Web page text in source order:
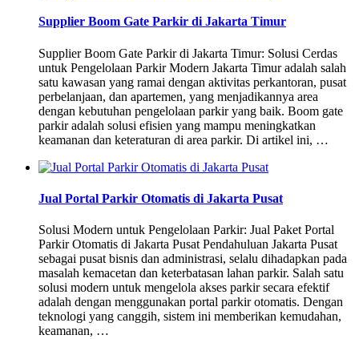
Supplier Boom Gate Parkir di Jakarta Timur
Supplier Boom Gate Parkir di Jakarta Timur: Solusi Cerdas
untuk Pengelolaan Parkir Modern Jakarta Timur adalah salah
satu kawasan yang ramai dengan aktivitas perkantoran, pusat
perbelanjaan, dan apartemen, yang menjadikannya area
dengan kebutuhan pengelolaan parkir yang baik. Boom gate
parkir adalah solusi efisien yang mampu meningkatkan
keamanan dan keteraturan di area parkir. Di artikel ini, …
Jual Portal Parkir Otomatis di Jakarta Pusat
Solusi Modern untuk Pengelolaan Parkir: Jual Paket Portal
Parkir Otomatis di Jakarta Pusat Pendahuluan Jakarta Pusat
sebagai pusat bisnis dan administrasi, selalu dihadapkan pada
masalah kemacetan dan keterbatasan lahan parkir. Salah satu
solusi modern untuk mengelola akses parkir secara efektif
adalah dengan menggunakan portal parkir otomatis. Dengan
teknologi yang canggih, sistem ini memberikan kemudahan,
keamanan, …